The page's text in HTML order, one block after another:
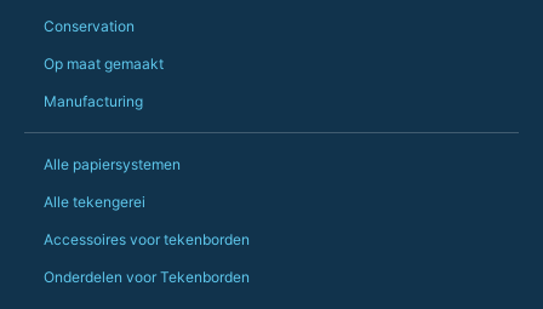
Conservation
Op maat gemaakt
Manufacturing
Alle papiersystemen
Alle tekengerei
Accessoires voor tekenborden
Onderdelen voor Tekenborden